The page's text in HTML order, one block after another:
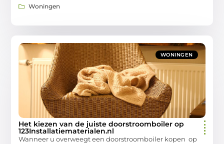
Woningen
WONINGEN
Het kiezen van de juiste doorstroomboiler op
123Installatiematerialen.nl
Wanneer u overweegt een doorstroomboiler kopen op